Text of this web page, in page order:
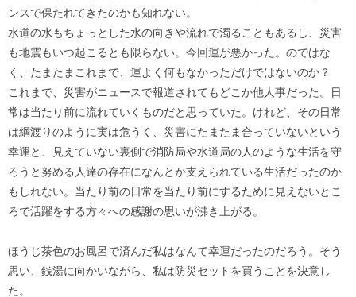
ンスで保たれてきたのかも知れない。
水道の水もちょっとした水の向きや流れで濁ることもあるし、災害
も地震もいつ起こるとも限らない。今回運が悪かった。のではな
く、たまたまこれまで、運よく何もなかっただけではないのか？
これまで、災害がニュースで報道されてもどこか他人事だった。日
常は当たり前に流れていくものだと思っていた。けれど、その日常
は綱渡りのように実は危うく、災害にたまたま合っていないという
幸運と、見えていない裏側で消防局や水道局の人のような生活を守
ろうと努める人達の存在になんとか支えられている生活だったのか
もしれない。当たり前の日常を当たり前にするために見えないとこ
ろで活躍をする方々への感謝の思いが沸き上がる。
ほうじ茶色のお風呂で済んだ私はなんて幸運だったのだろう。そう
思い、銭湯に向かいながら、私は防災セットを買うことを決意し
た。